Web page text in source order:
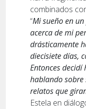
combinados
“Mi sueño en
acerca de mi
drásticamente
diecisiete días,
Entonces decidí
hablando sobre
relatos que
Estela en